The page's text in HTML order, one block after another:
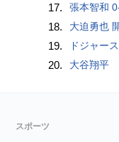
17. 張本智和
18. 大迫勇也
19. ドジャー
20. 大谷翔平 1か月マウンドから遠ざ
スポーツ